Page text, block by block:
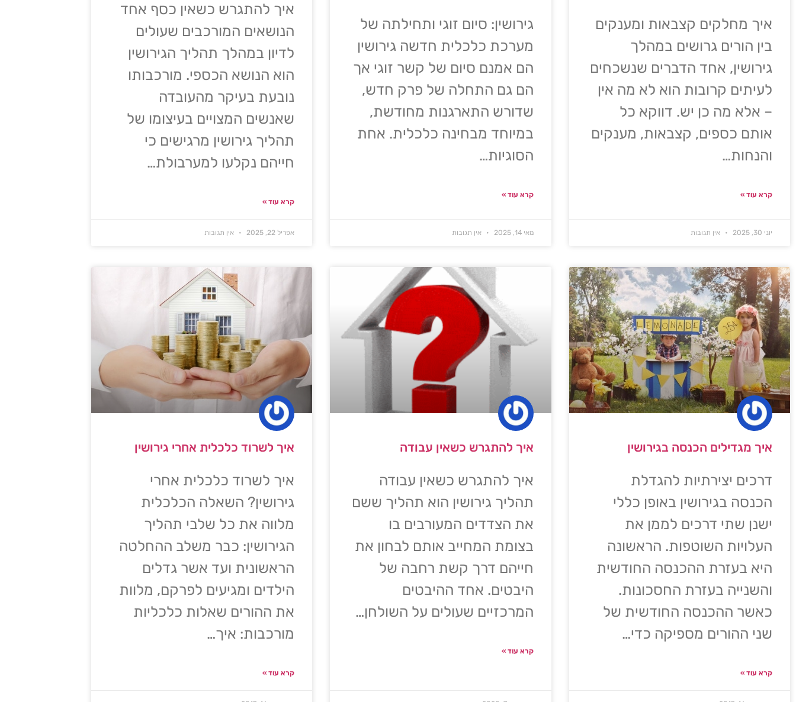
איך מחלקים קצבאות ומענקים
בין הורים גרושים במהלך
גירושין, אחד הדברים שנשכחים
לעיתים קרובות הוא לא מה אין
– אלא מה כן יש. דווקא כל
אותם כספים, קצבאות, מענקים
והנחות…
קרא עוד »
יוני 30, 2025 אין תגובות
גירושין: סיום זוגי ותחילתה של
מערכת כלכלית חדשה גירושין
הם אמנם סיום של קשר זוגי אך
הם גם התחלה של פרק חדש,
שדורש התארגנות מחודשת,
במיוחד מבחינה כלכלית. אחת
הסוגיות…
קרא עוד »
מאי 14, 2025 אין תגובות
איך להתגרש כשאין כסף אחד
הנושאים המורכבים שעולים
לדיון במהלך תהליך הגירושין
הוא הנושא הכספי. מורכבותו
נובעת בעיקר מהעובדה
שאנשים המצויים בעיצומו של
תהליך גירושין מרגישים כי
חייהם נקלעו למערבולת…
קרא עוד »
אפריל 22, 2025 אין תגובות
איך מגדילים הכנסה בגירושין
דרכים יצירתיות להגדלת
הכנסה בגירושין באופן כללי
ישנן שתי דרכים לממן את
העלויות השוטפות. הראשונה
היא בעזרת ההכנסה החודשית
והשנייה בעזרת החסכונות.
כאשר ההכנסה החודשית של
שני ההורים מספיקה כדי…
קרא עוד »
איך להתגרש כשאין עבודה
איך להתגרש כשאין עבודה
תהליך גירושין הוא תהליך ששם
את הצדדים המעורבים בו
בצומת המחייב אותם לבחון את
חייהם דרך קשת רחבה של
היבטים. אחד ההיבטים
המרכזיים שעולים על השולחן…
קרא עוד »
איך לשרוד כלכלית אחרי גירושין
איך לשרוד כלכלית אחרי
גירושין? השאלה הכלכלית
מלווה את כל שלבי תהליך
הגירושין: כבר משלב ההחלטה
הראשונית ועד אשר גדלים
הילדים ומגיעים לפרקם, מלוות
את ההורים שאלות כלכליות
מורכבות: איך…
קרא עוד »